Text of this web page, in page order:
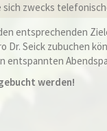
zwecks
entsprechenden
Seick zubuchen
entspannten
werden!